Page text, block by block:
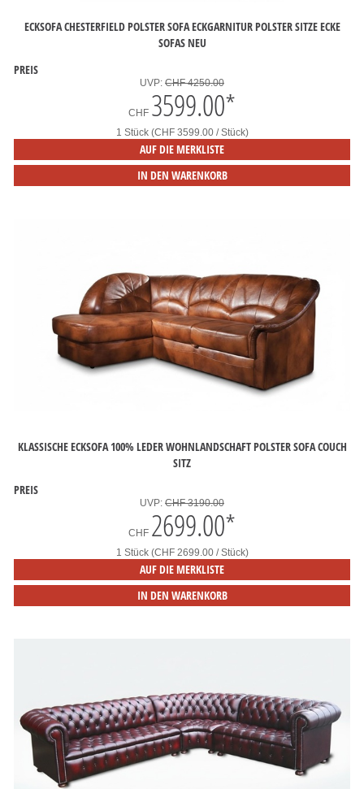
ECKSOFA CHESTERFIELD POLSTER SOFA ECKGARNITUR POLSTER SITZE ECKE
SOFAS NEU
PREIS
UVP: CHF 4250.00
CHF 3599.00*
1 Stück (CHF 3599.00 / Stück)
AUF DIE MERKLISTE
IN DEN WARENKORB
KLASSISCHE ECKSOFA 100% LEDER WOHNLANDSCHAFT POLSTER SOFA COUCH
SITZ
PREIS
UVP: CHF 3190.00
CHF 2699.00*
1 Stück (CHF 2699.00 / Stück)
AUF DIE MERKLISTE
IN DEN WARENKORB